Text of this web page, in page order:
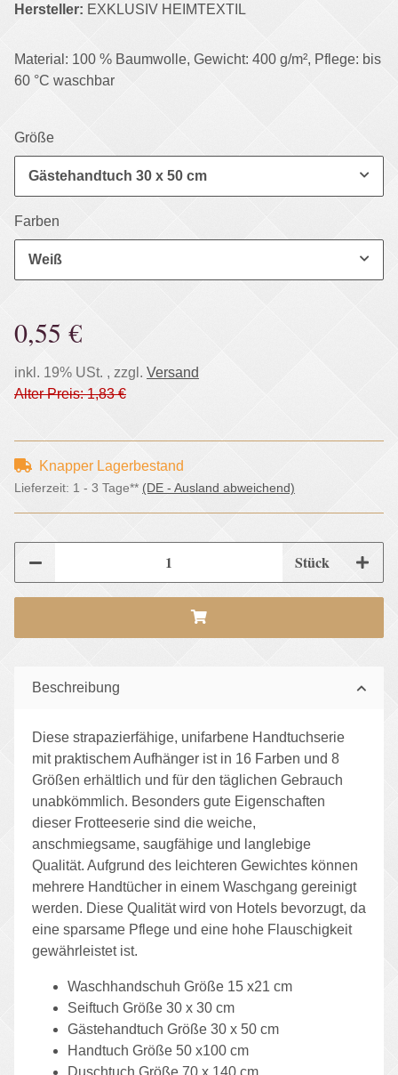
Hersteller: EXKLUSIV HEIMTEXTIL
Material: 100 % Baumwolle, Gewicht: 400 g/m², Pflege: bis
60 °C waschbar
Größe
Gästehandtuch 30 x 50 cm
Farben
Weiß
0,55 €
inkl. 19% USt. , zzgl. Versand
Alter Preis: 1,83 €
Knapper Lagerbestand
Lieferzeit: 1 - 3 Tage** (DE - Ausland abweichend)
Stück
Beschreibung
Diese strapazierfähige, unifarbene Handtuchserie
mit praktischem Aufhänger ist in 16 Farben und 8
Größen erhältlich und für den täglichen Gebrauch
unabkömmlich. Besonders gute Eigenschaften
dieser Frotteeserie sind die weiche,
anschmiegsame, saugfähige und langlebige
Qualität. Aufgrund des leichteren Gewichtes können
mehrere Handtücher in einem Waschgang gereinigt
werden. Diese Qualität wird von Hotels bevorzugt, da
eine sparsame Pflege und eine hohe Flauschigkeit
gewährleistet ist.
Waschhandschuh Größe 15 x21 cm
Seiftuch Größe 30 x 30 cm
Gästehandtuch Größe 30 x 50 cm
Handtuch Größe 50 x100 cm
Duschtuch Größe 70 x 140 cm